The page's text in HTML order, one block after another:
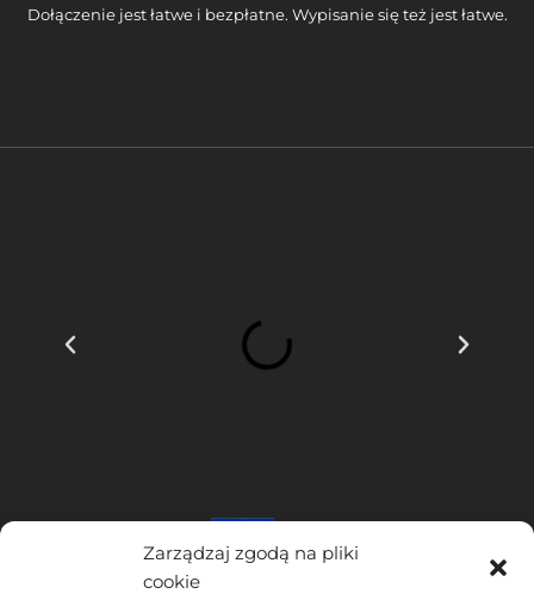
Zarządzaj zgodą na pliki
cookie
Dołączenie jest łatwe i bezpłatne. Wypisanie się też jest łatwe.